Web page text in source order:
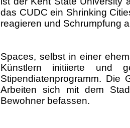
das CUDC ein Shrinking
reagieren und Schrumpfung
Spaces, selbst in einer
Künstlern initiierte und
Stipendiatenprogramm. Die
Arbeiten sich mit dem
Bewohner befassen.